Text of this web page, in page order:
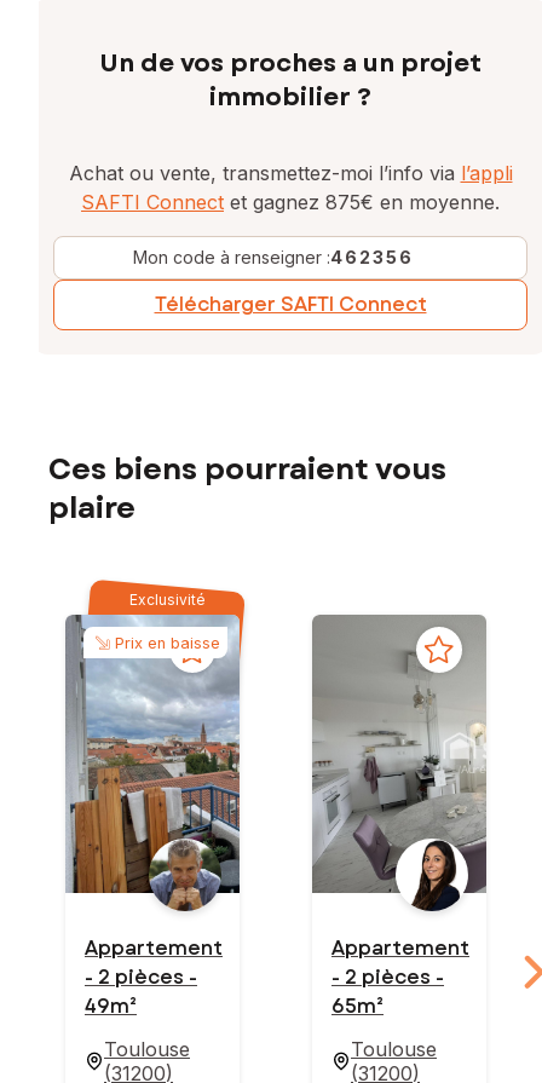
Un de vos proches a un projet
immobilier ?
Achat ou vente, transmettez-moi l’info via l’appli
SAFTI Connect et gagnez 875€ en moyenne.
Mon code à renseigner :462356
Télécharger SAFTI Connect
Ces biens pourraient vous
plaire
Exclusivité
Prix en baisse
Appartement
- 2 pièces -
49m²
Toulouse
(31200)
Appartement
- 2 pièces -
65m²
Toulouse
(31200)